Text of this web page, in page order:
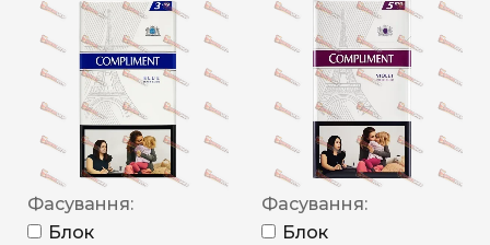
Фасування:
Блок
Фасування:
Блок